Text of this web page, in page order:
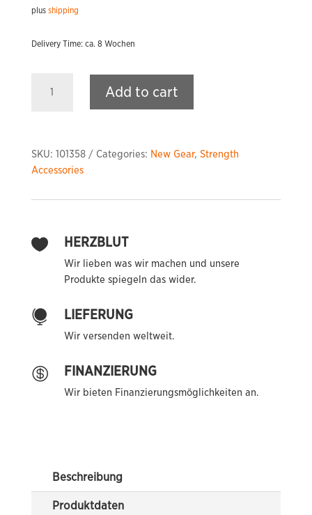
plus shipping
Delivery Time: ca. 8 Wochen
Rotating
quantity
Add to cart
SKU: 101358 Categories: New Gear, Strength
Accessories
 HERZBLUT
Wir lieben was wir machen und unsere
Produkte spiegeln das wider.
 LIEFERUNG
Wir versenden weltweit.
 FINANZIERUNG
Wir bieten Finanzierungsmöglichkeiten an.
Beschreibung
Produktdaten